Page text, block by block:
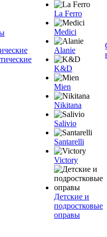
La Ferro
Medici
Alanie
K&D
Mien
Nikitana
Salivio
Santarelli
Victory
Детские и
подростковые
оправы